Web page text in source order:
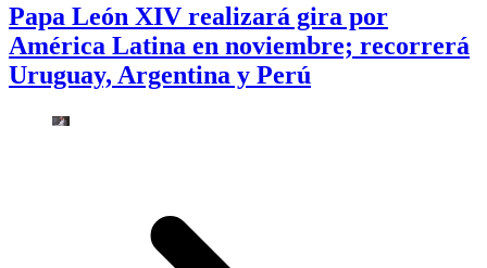
Papa León XIV realizará gira por
América Latina en noviembre; recorrerá
Uruguay, Argentina y Perú